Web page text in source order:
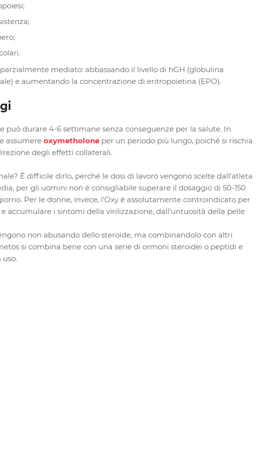
mediato: abbassando il livello di hGH (globulina
e aumentando la concentrazione di eritropoietina (EPO).
può durare 4-6 settimane senza conseguenze per la salute. In
assumere oxymetholoneper un periodo più lungo, poiché si rischia
degli effetti collaterali.
È difficile dirlo, perché le dosi di lavoro vengono scelte dall'atleta
per gli uomini non è consigliabile superare il dosaggio di 50-150
Per le donne, invece, l'Oxy è assolutamente controindicato per
accumulare i sintomi della virilizzazione, dall'untuosità della pelle
non abusando dello steroide, ma combinandolo con altri
si combina bene con una serie di ormoni steroidei o peptidi e